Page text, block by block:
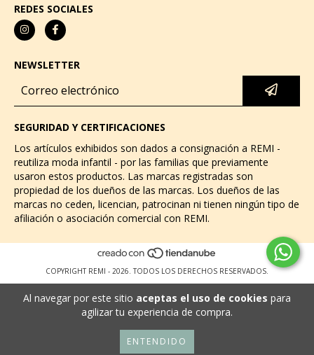
Al navegar por este sitio aceptas el uso de cookies para
agilizar tu experiencia de compra.
ENTENDIDO
REDES SOCIALES
NEWSLETTER
SEGURIDAD Y CERTIFICACIONES
Los artículos exhibidos son dados a consignación a REMI -
reutiliza moda infantil - por las familias que previamente
usaron estos productos. Las marcas registradas son
propiedad de los dueños de las marcas. Los dueños de las
marcas no ceden, licencian, patrocinan ni tienen ningún tipo de
afiliación o asociación comercial con REMI.
COPYRIGHT REMI - 2026. TODOS LOS DERECHOS RESERVADOS.